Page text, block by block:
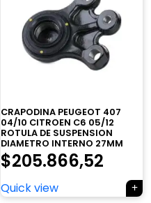
CRAPODINA PEUGEOT 407
04/10 CITROEN C6 05/12
ROTULA DE SUSPENSION
DIAMETRO INTERNO 27MM
$205.866,52
Quick view